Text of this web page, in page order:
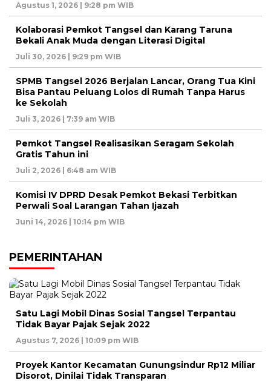
Agustus 1, 2026 | 9:28 pm WIB
Kolaborasi Pemkot Tangsel dan Karang Taruna
Bekali Anak Muda dengan Literasi Digital
Juli 30, 2026 | 9:29 pm WIB
SPMB Tangsel 2026 Berjalan Lancar, Orang Tua Kini
Bisa Pantau Peluang Lolos di Rumah Tanpa Harus
ke Sekolah
Juli 3, 2026 | 7:39 am WIB
Pemkot Tangsel Realisasikan Seragam Sekolah
Gratis Tahun ini
Juli 2, 2026 | 6:48 am WIB
Komisi IV DPRD Desak Pemkot Bekasi Terbitkan
Perwali Soal Larangan Tahan Ijazah
Juni 14, 2026 | 10:14 pm WIB
PEMERINTAHAN
Satu Lagi Mobil Dinas Sosial Tangsel Terpantau
Tidak Bayar Pajak Sejak 2022
Agustus 7, 2026 | 10:09 pm WIB
Proyek Kantor Kecamatan Gunungsindur Rp12 Miliar
Disorot, Dinilai Tidak Transparan